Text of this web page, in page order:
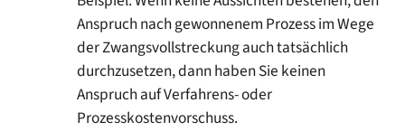
Anspruch nach gewonnenem Prozess im Wege
der Zwangsvollstreckung auch tatsächlich
durchzusetzen, dann haben Sie keinen
Anspruch auf Verfahrens- oder
Prozesskostenvorschuss.